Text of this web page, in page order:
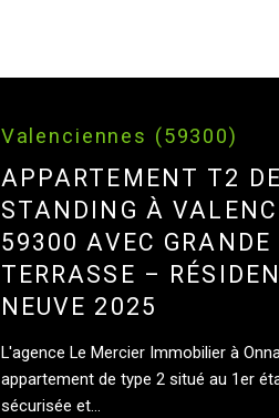
Valenciennes (59300)
APPARTEMENT T2 DE
STANDING À
59300 AVEC GRANDE
TERRASSE –
NEUVE 2025
L'agence Le Mercier Immobilier à
appartement de type 2 situé au 1er
sécurisée et...